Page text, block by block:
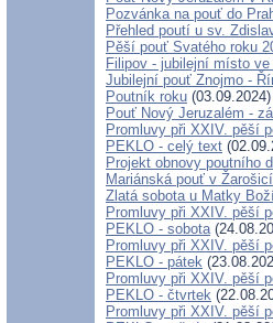
Pozvánka na pouť do
Přehled poutí u sv.
Pěší pouť Svatého roku
Filipov - jubilejní místo
Jubilejní pouť Znojmo -
Poutník roku (03.09.2024)
Pouť Nový Jeruzalém -
Promluvy při XXIV. pěší
PEKLO - celý text
Projekt obnovy poutního
Mariánská pouť v
Zlatá sobota u Matky
Promluvy při XXIV. pěší
PEKLO - sobota
Promluvy při XXIV. pěší
PEKLO - pátek
Promluvy při XXIV. pěší
PEKLO - čtvrtek
Promluvy při XXIV. pěší